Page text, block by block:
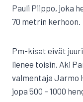
Pauli Piippo, joka
70 metrin kerhoon.
Pm-kisat eivät
lienee toisin. Aki
valmentaja Jarmo
jopa 500 – 1000